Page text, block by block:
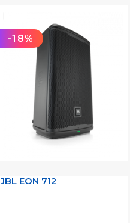
-18%
JBL EON 712